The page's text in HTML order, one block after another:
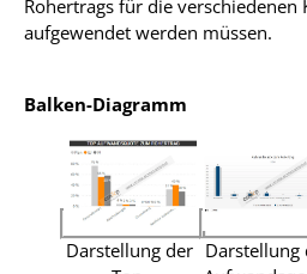
Rohertrags für die verschiedenen
aufgewendet werden müssen.
Balken-Diagramm
Darstellung der Darstellung